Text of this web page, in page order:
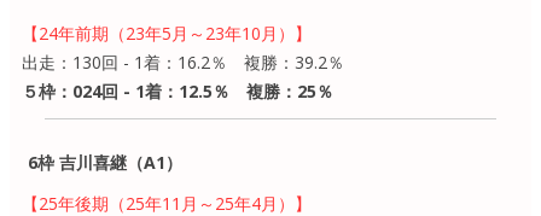
【24年前期（23年5月～23年10月）】
出走：130回 - 1着：16.2％ 複勝：39.2％
５枠：024回 - 1着：12.5％ 複勝：25％
6枠 吉川喜継（A1）
【25年後期（25年11月～25年4月）】